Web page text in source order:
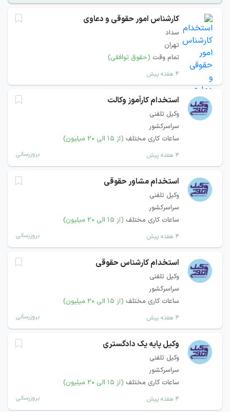
کارشناس امور حقوقی و دعاوی
سداد
تهران
تمام وقت (حقوق توافقی)
۴ هفته پیش
استخدام کارآموز وکالت
وکیل تلفنی
سراسرکشور
ساعات کاری مختلف (از ۱۵ الی ۲۰ میلیون)
۴ هفته پیش بروزرسانی
استخدام مشاور حقوقی
وکیل تلفنی
سراسرکشور
ساعات کاری مختلف (از ۱۵ الی ۲۰ میلیون)
۴ هفته پیش بروزرسانی
استخدام کارشناس حقوقی
وکیل تلفنی
سراسرکشور
ساعات کاری مختلف (از ۱۵ الی ۲۰ میلیون)
۴ هفته پیش بروزرسانی
وکیل پایه یک دادگستری
وکیل تلفنی
سراسرکشور
ساعات کاری مختلف (از ۱۵ الی ۲۰ میلیون)
۴ هفته پیش بروزرسانی